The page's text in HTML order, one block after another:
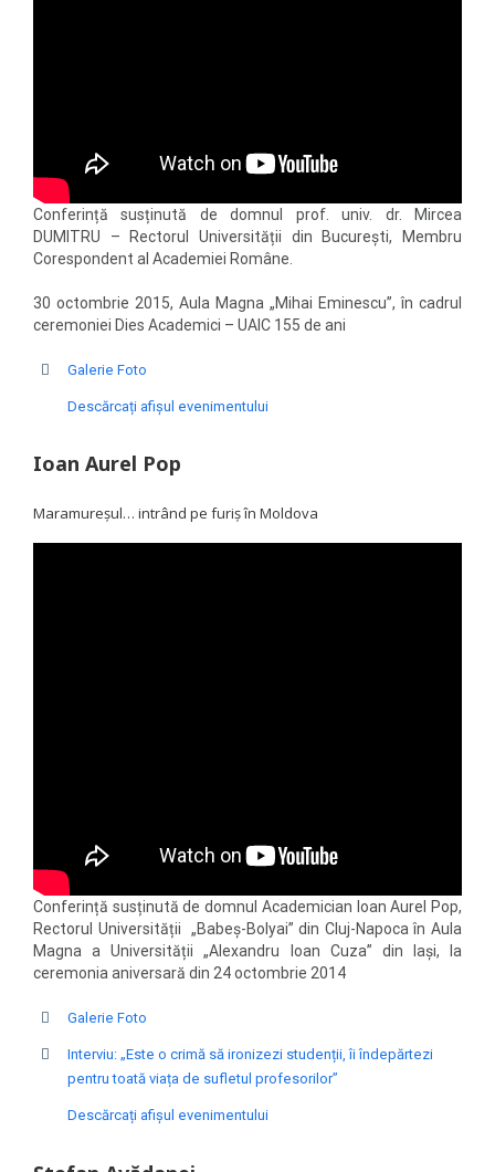
Conferință susținută de domnul prof. univ. dr. Mircea
DUMITRU – Rectorul Universității din București, Membru
Corespondent al Academiei Române.
30 octombrie 2015, Aula Magna „Mihai Eminescu”, în cadrul
ceremoniei Dies Academici – UAIC 155 de ani
Galerie Foto
Descărcați afișul evenimentului
Ioan Aurel Pop
Maramureşul… intrând pe furiş în Moldova
Conferință susținută de domnul Academician Ioan Aurel Pop,
Rectorul Universității „Babeș-Bolyai” din Cluj-Napoca în Aula
Magna a Universității „Alexandru Ioan Cuza” din Iași, la
ceremonia aniversară din 24 octombrie 2014
Galerie Foto
Interviu: „Este o crimă să ironizezi studenții, îi îndepărtezi
pentru toată viața de sufletul profesorilor”
Descărcați afișul evenimentului